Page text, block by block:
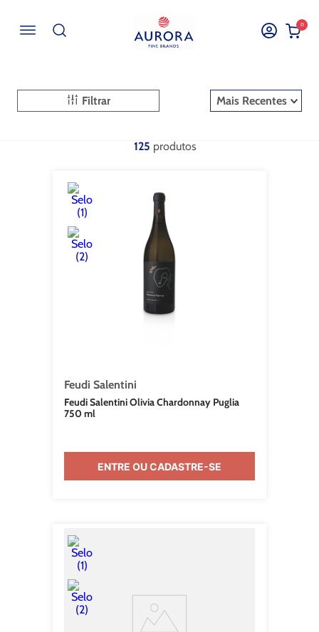
0
Filtrar Mais Recentes
125
Feudi Salentini
Feudi Salentini Olivia Chardonnay Puglia
750 ml
ENTRE OU CADASTRE-SE